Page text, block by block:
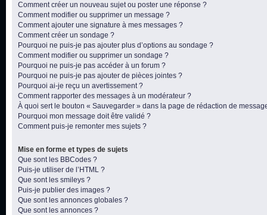
Comment créer un nouveau sujet ou poster une réponse ?
Comment modifier ou supprimer un message ?
Comment ajouter une signature à mes messages ?
Comment créer un sondage ?
Pourquoi ne puis-je pas ajouter plus d’options au sondage ?
Comment modifier ou supprimer un sondage ?
Pourquoi ne puis-je pas accéder à un forum ?
Pourquoi ne puis-je pas ajouter de pièces jointes ?
Pourquoi ai-je reçu un avertissement ?
Comment rapporter des messages à un modérateur ?
À quoi sert le bouton « Sauvegarder » dans la page de rédaction de
Pourquoi mon message doit être validé ?
Comment puis-je remonter mes sujets ?
Mise en forme et types de sujets
Que sont les BBCodes ?
Puis-je utiliser de l’HTML ?
Que sont les smileys ?
Puis-je publier des images ?
Que sont les annonces globales ?
Que sont les annonces ?